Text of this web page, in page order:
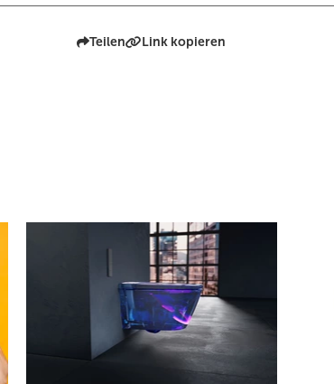
Teilen Link kopieren